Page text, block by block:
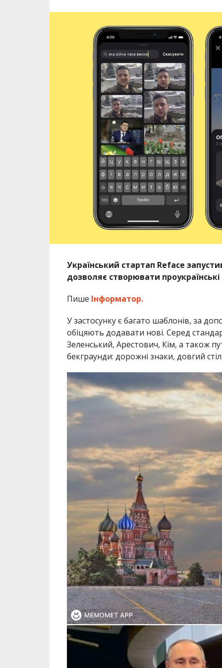
Український стартап Reface
дозволяє створювати
Пише Інформатор.
У застосунку є багато шаблонів, за
обіцяють додавати нові. Серед
Зеленський, Арестович, Кім, а також
бекграунди: дорожні знаки, довгий